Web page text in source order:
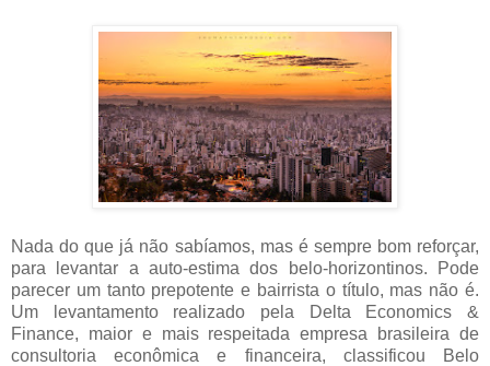
Nada do que já não sabíamos, mas é sempre bom reforçar,
para levantar a auto-estima dos belo-horizontinos. Pode
parecer um tanto prepotente e bairrista o título, mas não é.
Um levantamento realizado pela Delta Economics &
Finance, maior e mais respeitada empresa brasileira de
consultoria econômica e financeira, classificou Belo